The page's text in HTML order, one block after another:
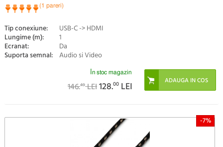
(1 pareri)
Tip conexiune: USB-C -> HDMI
Lungime (m): 1
Ecranat: Da
Suporta semnal: Audio si Video
În stoc magazin
146.49LEI128.00 LEI
-7%